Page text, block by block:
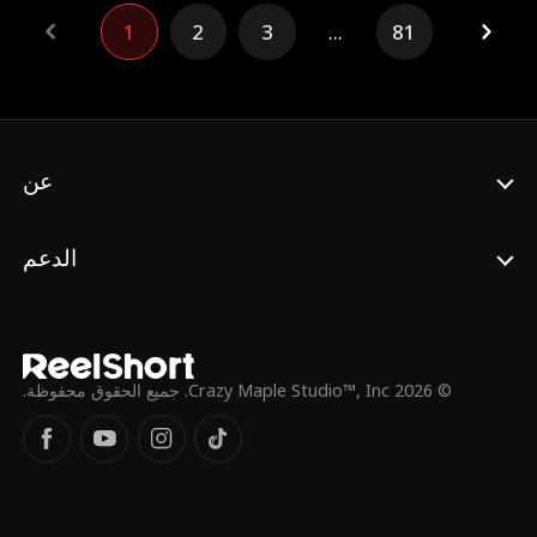
عندما يخونها جمال، تقرر ليلى إنهاء خطوبتها. ومع
تدهور حالة جدتها بسبب مرض الزهايمر، ورغبتها
في تحقيق أمنية زفاف لم تتحقق، تطلب ليلى من
على حمايتها، تبدأ ليلى أيضًا في الوقوع في حبه
1 2 3 ... 81
عن
الدعم
© 2026 Crazy Maple Studio™, Inc. جميع الحقوق محفوظة.